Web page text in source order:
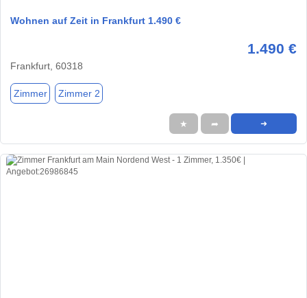
Wohnen auf Zeit in Frankfurt 1.490 €
1.490 €
Frankfurt, 60318
Zimmer Zimmer 2
★ ➦ ➜